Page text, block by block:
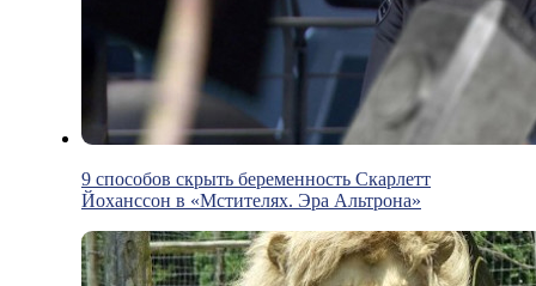
9 способов скрыть беременность Скарлетт
Йоханссон в «Мстителях. Эра Альтрона»